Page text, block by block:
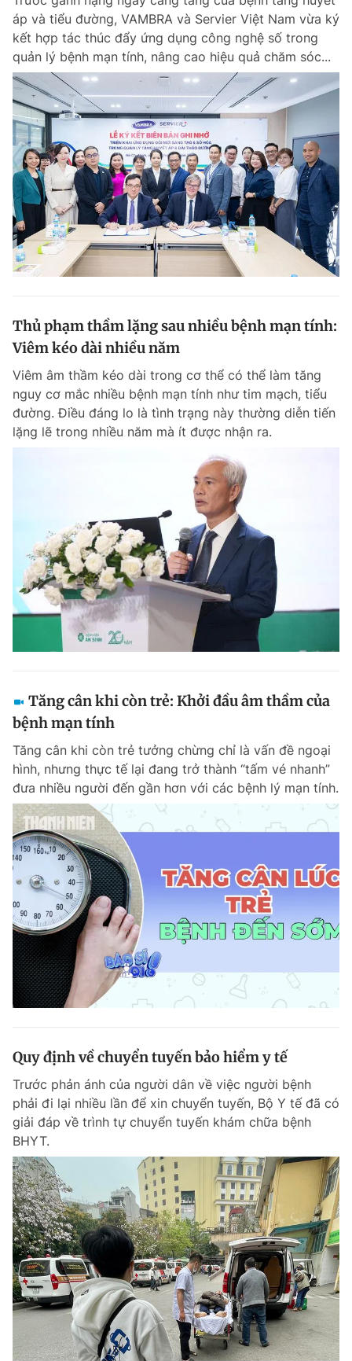
áp và tiểu đường, VAMBRA và Servier Việt Nam vừa ký
kết hợp tác thúc đẩy ứng dụng công nghệ số trong
quản lý bệnh mạn tính, nâng cao hiệu quả chăm sóc...
Thủ phạm thầm lặng sau nhiều bệnh mạn tính:
Viêm kéo dài nhiều năm
Viêm âm thầm kéo dài trong cơ thể có thể làm tăng
nguy cơ mắc nhiều bệnh mạn tính như tim mạch, tiểu
đường. Điều đáng lo là tình trạng này thường diễn tiến
lặng lẽ trong nhiều năm mà ít được nhận ra.
Tăng cân khi còn trẻ: Khởi đầu âm thầm của
bệnh mạn tính
Tăng cân khi còn trẻ tưởng chừng chỉ là vấn đề ngoại
hình, nhưng thực tế lại đang trở thành “tấm vé nhanh”
đưa nhiều người đến gần hơn với các bệnh lý mạn tính.
Quy định về chuyển tuyến bảo hiểm y tế
Trước phản ánh của người dân về việc người bệnh
phải đi lại nhiều lần để xin chuyển tuyến, Bộ Y tế đã có
giải đáp về trình tự chuyển tuyến khám chữa bệnh
BHYT.